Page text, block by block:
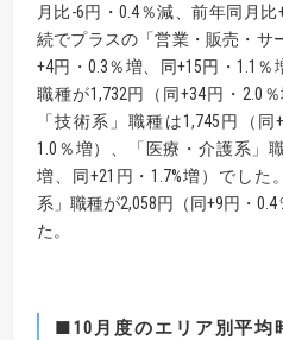
月比-6円・0.4％減、前年同月
続でプラスの「営業・販売・サ
+4円・0.3％増、同+15円・1.1％
職種が1,732円（同+34円・2.0
「技術系」職種は1,745円（同
1.0％増）、「医療・介護系」
増、同+21円・1.7%増）でし
系」職種が2,058円（同+9円・
た。
■10 月度のエリア別平